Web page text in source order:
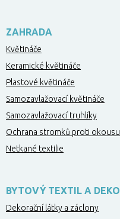
ZAHRADA
Květináče
Keramické květináče
Plastové květináče
Samozavlažovací květináče
Samozavlažovací truhlíky
Ochrana stromků proti okousu
Netkané textilie
BYTOVÝ TEXTIL A
Dekorační látky a záclony